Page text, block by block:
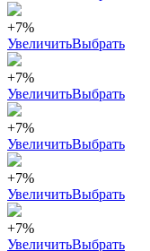
+7%
УвеличитьВыбрать
+7%
УвеличитьВыбрать
+7%
УвеличитьВыбрать
+7%
УвеличитьВыбрать
+7%
УвеличитьВыбрать